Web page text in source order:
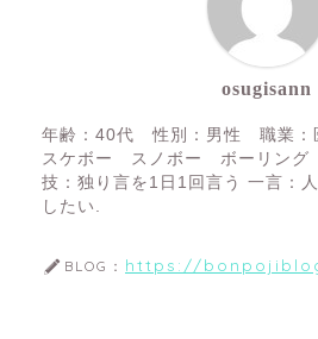
osugisann
年齢：40代 性別：男性 職業：
スケボー スノボー ボーリン
技：独り言を1日1回言う 一言：
したい.
BLOG： https://